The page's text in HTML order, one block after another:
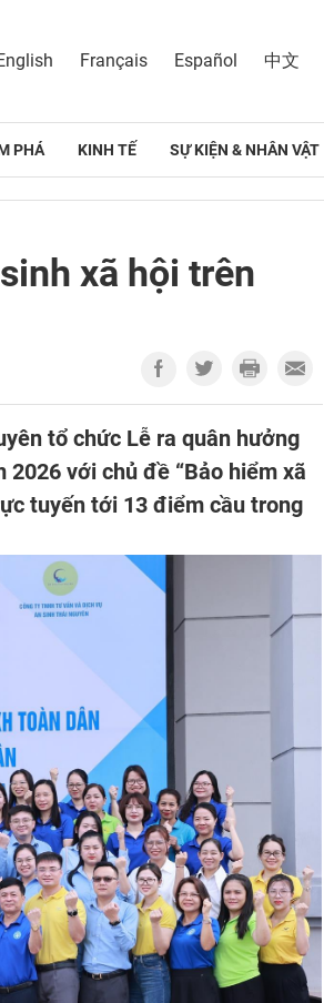
Français Español 中文
PHÁ KINH TẾ SỰ KIỆN & NHÂN VẬT
xã hội trên
tổ chức Lễ ra quân hưởng
với chủ đề “Bảo hiểm xã
tuyến tới 13 điểm cầu trong